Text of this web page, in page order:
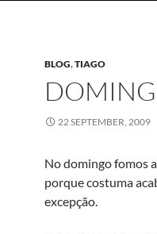
BLOG,TIAGO
22 SEPTEMBER, 2009
No domingo fomos
porque costuma
excepção.